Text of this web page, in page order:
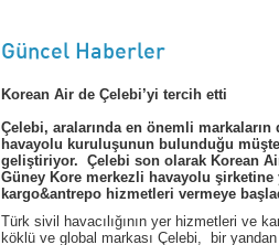
Güncel Haberler
Korean Air de Çelebi’yi tercih etti
Çelebi, aralarında en önemli markaların
havayolu kuruluşunun bulunduğu
geliştiriyor. Çelebi son olarak Korean
Güney Kore merkezli havayolu
kargo&antrepo hizmetleri vermeye
Türk sivil havacılığının yer hizmetleri ve
köklü ve global markası Çelebi, bir